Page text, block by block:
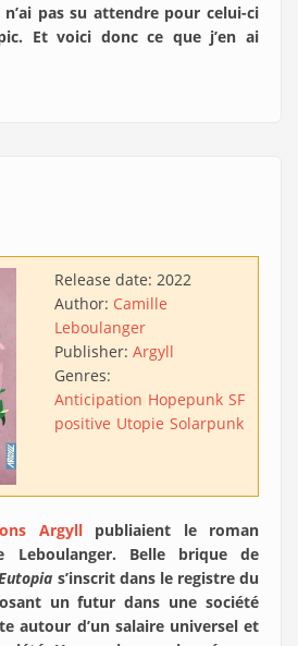
pas su attendre pour celui-ci
Et voici donc ce que j’en ai
Release date: 2022
Author: Camille
Leboulanger
Publisher: Argyll
Genres:
Anticipation Hopepunk SF
positive Utopie Solarpunk
Argyllpubliaient le roman
Leboulanger. Belle brique de
s’inscrit dans le registre du
un futur dans une société
autour d’un salaire universel et